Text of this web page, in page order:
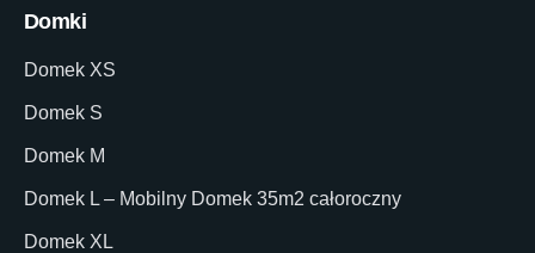
Domki
Domek XS
Domek S
Domek M
Domek L – Mobilny Domek 35m2 całoroczny
Domek XL